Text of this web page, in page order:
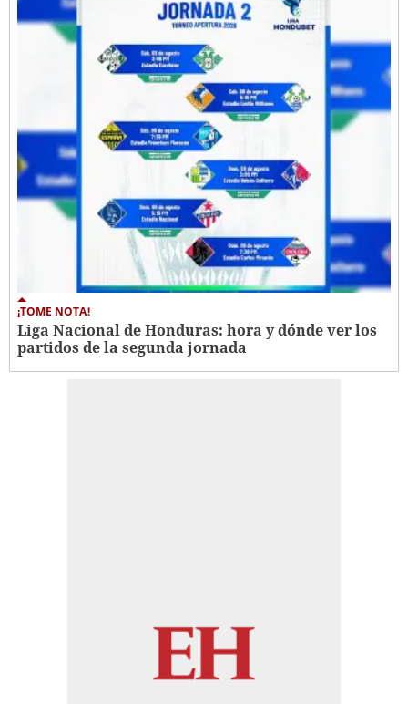
¡TOME NOTA!
Liga Nacional de Honduras: hora y dónde ver los
partidos de la segunda jornada